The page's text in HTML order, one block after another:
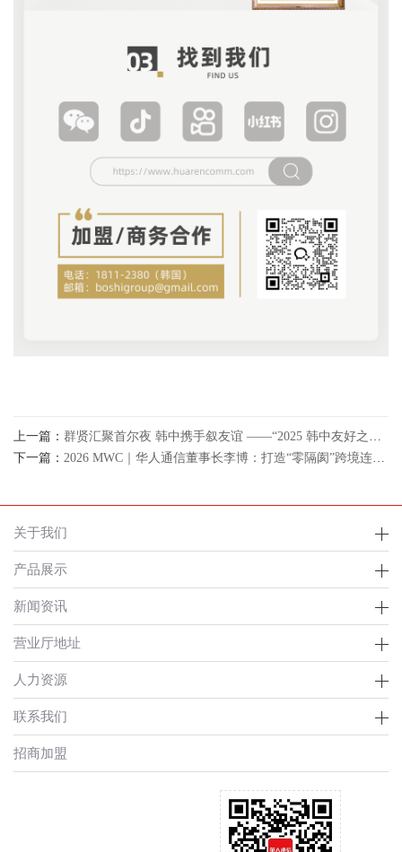
上一篇： 群贤汇聚首尔夜 韩中携手叙友谊 ——“2025 韩中友好之夜” 圆满落幕
下一篇： 2026 MWC｜华人通信董事长李博：打造“零隔阂”跨境连接体验
关于我们
产品展示
新闻资讯
营业厅地址
人力资源
联系我们
招商加盟